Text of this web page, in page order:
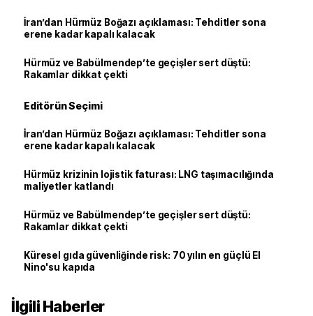
İran’dan Hürmüz Boğazı açıklaması: Tehditler sona
erene kadar kapalı kalacak
Hürmüz ve Babülmendep’te geçişler sert düştü:
Rakamlar dikkat çekti
Editörün Seçimi
İran’dan Hürmüz Boğazı açıklaması: Tehditler sona
erene kadar kapalı kalacak
Hürmüz krizinin lojistik faturası: LNG taşımacılığında
maliyetler katlandı
Hürmüz ve Babülmendep’te geçişler sert düştü:
Rakamlar dikkat çekti
Küresel gıda güvenliğinde risk: 70 yılın en güçlü El
Nino'su kapıda
İlgili Haberler